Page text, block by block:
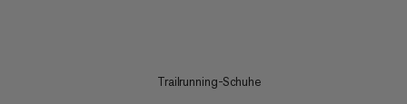
Trailrunning-Schuhe